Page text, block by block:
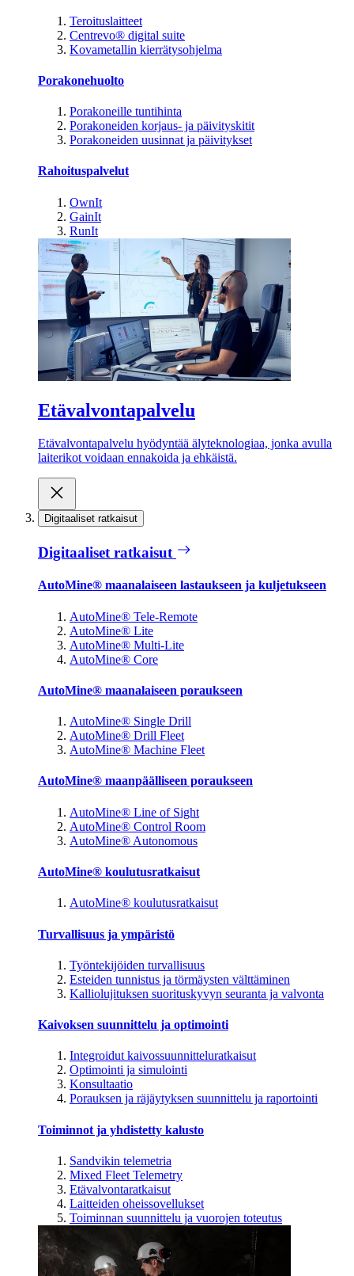
Teroituslaitteet
Centrevo® digital suite
Kovametallin kierrätysohjelma
Porakonehuolto
Porakoneille tuntihinta
Porakoneiden korjaus- ja päivityskitit
Porakoneiden uusinnat ja päivitykset
Rahoituspalvelut
OwnIt
GainIt
RunIt
Etävalvontapalvelu
Etävalvontapalvelu hyödyntää älyteknologiaa, jonka avulla
laiterikot voidaan ennakoida ja ehkäistä.
Digitaaliset ratkaisut
Digitaaliset ratkaisut
AutoMine® maanalaiseen lastaukseen ja kuljetukseen
AutoMine® Tele-Remote
AutoMine® Lite
AutoMine® Multi-Lite
AutoMine® Core
AutoMine® maanalaiseen poraukseen
AutoMine® Single Drill
AutoMine® Drill Fleet
AutoMine® Machine Fleet
AutoMine® maanpäälliseen poraukseen
AutoMine® Line of Sight
AutoMine® Control Room
AutoMine® Autonomous
AutoMine® koulutusratkaisut
AutoMine® koulutusratkaisut
Turvallisuus ja ympäristö
Työntekijöiden turvallisuus
Esteiden tunnistus ja törmäysten välttäminen
Kalliolujituksen suorituskyvyn seuranta ja valvonta
Kaivoksen suunnittelu ja optimointi
Integroidut kaivossuunnitteluratkaisut
Optimointi ja simulointi
Konsultaatio
Porauksen ja räjäytyksen suunnittelu ja raportointi
Toiminnot ja yhdistetty kalusto
Sandvikin telemetria
Mixed Fleet Telemetry
Etävalvontaratkaisut
Laitteiden oheissovellukset
Toiminnan suunnittelu ja vuorojen toteutus